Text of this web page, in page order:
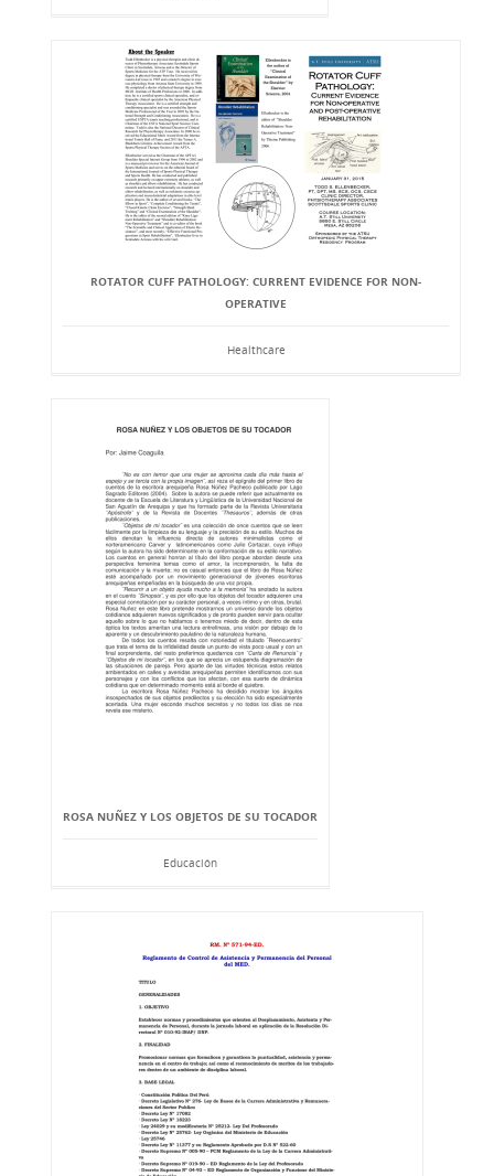
ROTATOR CUFF PATHOLOGY: CURRENT EVIDENCE FOR NON-
OPERATIVE
Healthcare
ROSA NUÑEZ Y LOS OBJETOS DE SU TOCADOR
Educación